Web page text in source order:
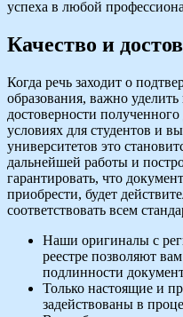
успеха в любой
Качество и
Когда речь заходит о
образования, важно
достоверности
условиях для студентов и
университетов это
дальнейшей работы и
гарантировать, что
приобрести, будет
соответствовать всем
Наши оригиналы с
реестре позволяют
подлинности
Только настоящие и
задействованы в